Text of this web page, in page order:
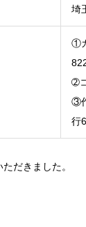
埼
①
➁
③
行
だきました。